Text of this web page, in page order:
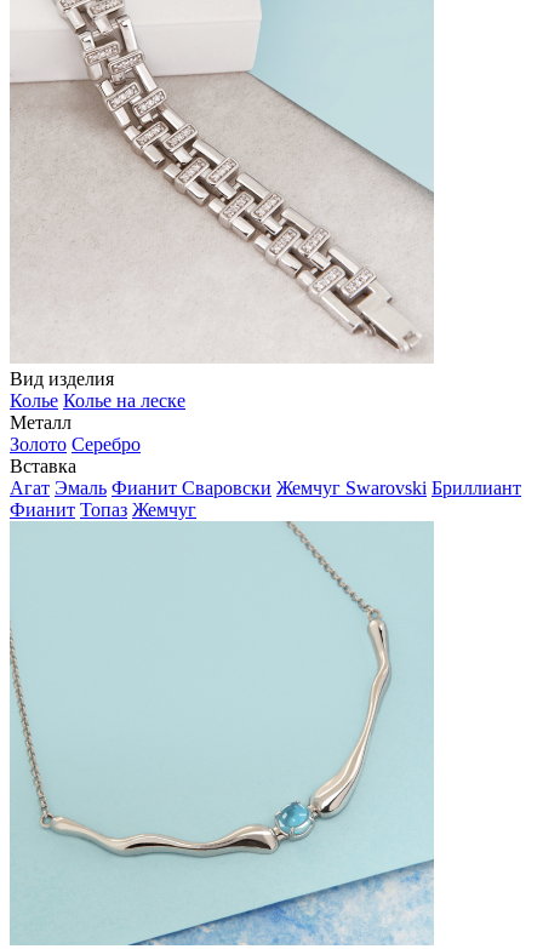
Вид изделия
Колье Колье на леске
Металл
Золото Серебро
Вставка
Агат Эмаль Фианит Сваровски Жемчуг Swarovski Бриллиант
Фианит Топаз Жемчуг